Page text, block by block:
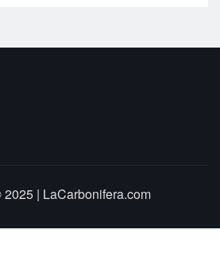
| LaCarbonifera.com